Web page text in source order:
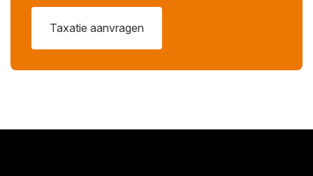
Taxatie aanvragen